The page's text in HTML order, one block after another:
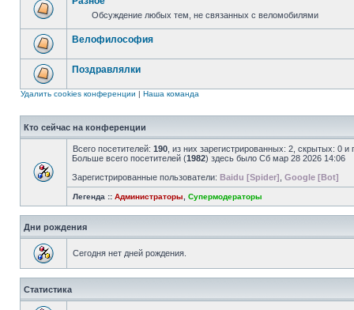
Обсуждение любых тем, не связанных с веломобилями
Велофилософия
Поздравлялки
Удалить cookies конференции | Наша команда
Кто сейчас на конференции
Всего посетителей: 190 , из них зарегистрированных: 2, скрытых: 0
Больше всего посетителей (1982) здесь было Сб мар 28 2026 14:06
Зарегистрированные пользователи: Baidu [Spider] Google [Bot]
Легенда :: Администраторы Супермодераторы
Дни рождения
Сегодня нет дней рождения.
Статистика